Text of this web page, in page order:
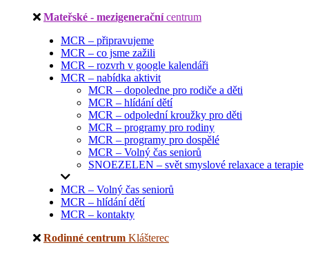
Mateřské - mezigenerační centrum
MCR – připravujeme
MCR – co jsme zažili
MCR – rozvrh v google kalendáři
MCR – nabídka aktivit
MCR – dopoledne pro rodiče a děti
MCR – hlídání dětí
MCR – odpolední kroužky pro děti
MCR – programy pro rodiny
MCR – programy pro dospělé
MCR – Volný čas seniorů
SNOEZELEN – svět smyslové relaxace a terapie
MCR – Volný čas seniorů
MCR – hlídání dětí
MCR – kontakty
Rodinné centrum Klášterec